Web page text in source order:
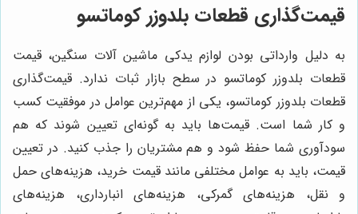
قیمت‌گذاری قطعات بلدوزر کوماتسو
به دلیل وارداتی بودن لوازم یدکی ماشین آلات سنگین، قیمت
قطعات بلدوزر کوماتسو در سطح بازار ثبات ندارد. قیمت‌گذاری
قطعات بلدوزر کوماتسو، یکی از مهم‌ترین عوامل در موفقیت کسب
و کار شما است. قیمت‌ها باید به گونه‌ای تعیین شوند که هم
سودآوری شما حفظ شود و هم مشتریان را جذب کنید. در تعیین
قیمت، باید به عوامل مختلفی مانند قیمت خرید، هزینه‌های حمل
و نقل، هزینه‌های گمرکی، هزینه‌های انبارداری، هزینه‌های